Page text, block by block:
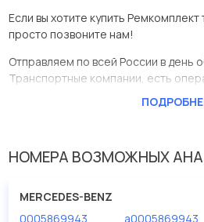
Если вы хотите купить
просто позвоните нам!
Отправляем по всей России в день
Транспортные компании, есть
У данной детали есть аналоги с
Евродеталь представлены в
НОМЕРА ВОЗМОЖНЫХ
MERCEDES-BENZ
0005869943
a0005869943